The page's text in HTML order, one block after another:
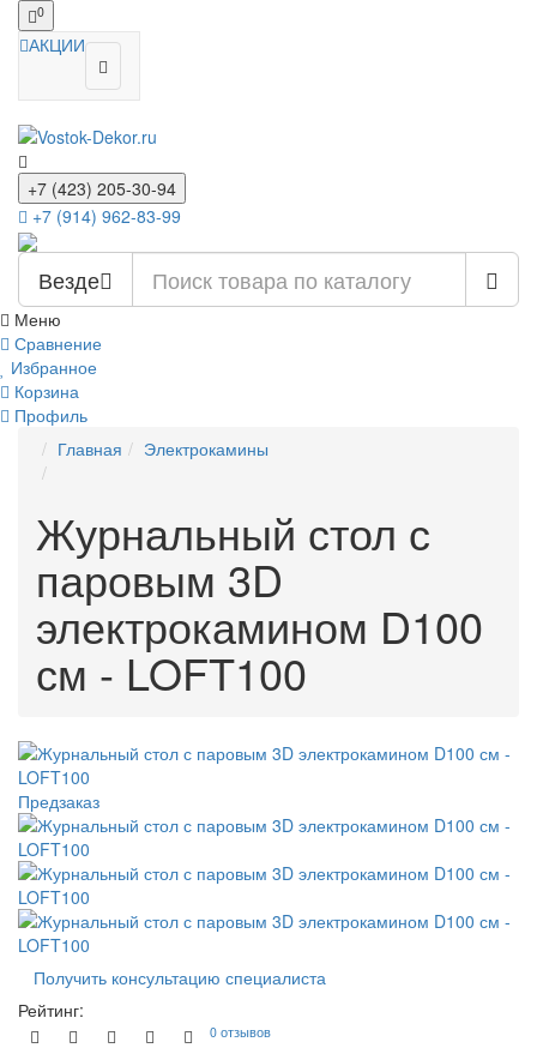
0
АКЦИИ
+7 (423) 205-30-94
+7 (914) 962-83-99
Везде
Меню
Сравнение
Избранное
Корзина
Профиль
Главная
Электрокамины
Журнальный стол с
паровым 3D
электрокамином D100
см - LOFT100
Предзаказ
Получить консультацию специалиста
Рейтинг:
0 отзывов